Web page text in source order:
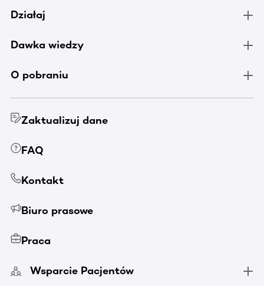
Działaj
Dawka wiedzy
O pobraniu
Zaktualizuj dane
FAQ
Kontakt
Biuro prasowe
Praca
Wsparcie Pacjentów